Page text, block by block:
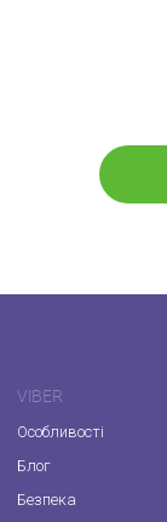
VIBER
Особливості
Блог
Безпека